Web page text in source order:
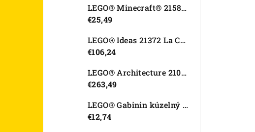
LEGO® Minecraft® 21582 Kurací džokej
€25,49
LEGO® Ideas 21372 La Catrina
€106,24
LEGO® Architecture 21067 Tower Bridge
€263,49
LEGO® Gabinin kúzelný domček 11212 Záhradný domček Víly mačičky
€12,74